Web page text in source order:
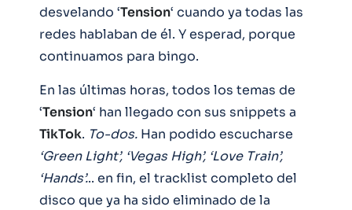
desvelando ‘Tension‘ cuando ya todas las
redes hablaban de él. Y esperad, porque
continuamos para bingo.
En las últimas horas, todos los temas de
‘Tension‘ han llegado con sus snippets a
TikTok. To-dos. Han podido escucharse
‘Green Light’, ‘Vegas High’, ‘Love Train’,
‘Hands’... en fin, el tracklist completo del
disco que ya ha sido eliminado de la